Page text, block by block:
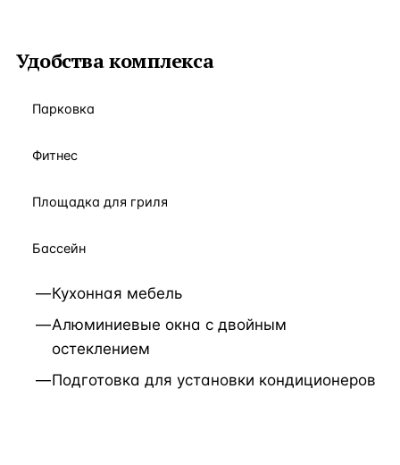
Удобства комплекса
Парковка
Фитнес
Площадка для гриля
Бассейн
Кухонная мебель
Алюминиевые окна с двойным
остеклением
Подготовка для установки кондиционеров